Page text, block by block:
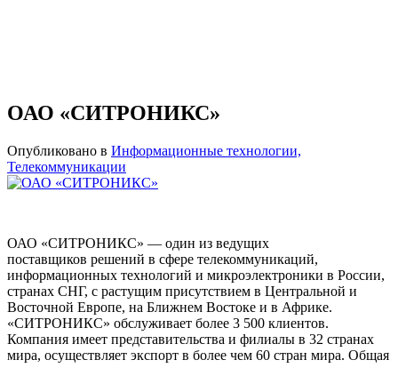
ОАО «СИТРОНИКС»
Опубликовано в Информационные технологии,
Телекоммуникации
ОАО «СИТРОНИКС» — один из ведущих
поставщиков решений в сфере телекоммуникаций,
информационных технологий и микроэлектроники в России,
странах СНГ, с растущим присутствием в Центральной и
Восточной Европе, на Ближнем Востоке и в Африке.
«СИТРОНИКС» обслуживает более 3 500 клиентов.
Компания имеет представительства и филиалы в 32 странах
мира, осуществляет экспорт в более чем 60 стран мира. Общая